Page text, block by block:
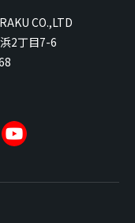
CO.,LTD
2丁目7-6